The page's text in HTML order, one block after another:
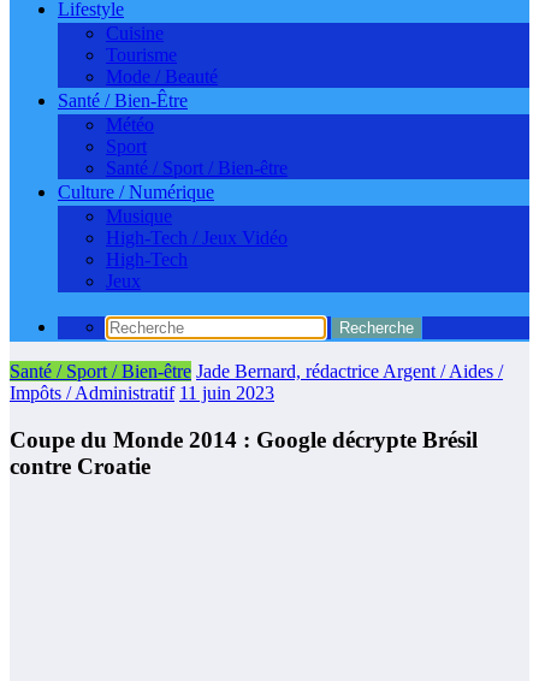
Lifestyle
Cuisine
Tourisme
Mode / Beauté
Santé / Bien-Être
Météo
Sport
Santé / Sport / Bien-être
Culture / Numérique
Musique
High-Tech / Jeux Vidéo
High-Tech
Jeux
Santé / Sport / Bien-être Jade Bernard, rédactrice Argent / Aides /
Impôts / Administratif 11 juin 2023
Coupe du Monde 2014 : Google décrypte Brésil
contre Croatie